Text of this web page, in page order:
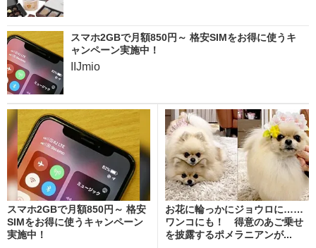
スマホ2GBで月額850円～ 格安SIMをお得に使うキ
ャンペーン実施中！
IIJmio
スマホ2GBで月額850円～ 格安
SIMをお得に使うキャンペーン
実施中！
お花に輪っかにジョウロに……
ワンコにも！ 得意のあご乗せ
を披露するポメラニアンが...